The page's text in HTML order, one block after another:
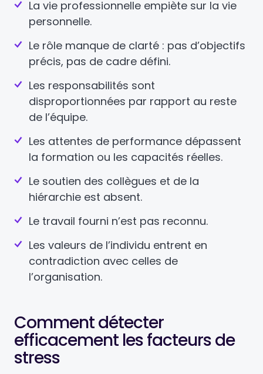
La vie professionnelle empiète sur la vie
personnelle.
Le rôle manque de clarté : pas d’objectifs
précis, pas de cadre défini.
Les responsabilités sont
disproportionnées par rapport au reste
de l’équipe.
Les attentes de performance dépassent
la formation ou les capacités réelles.
Le soutien des collègues et de la
hiérarchie est absent.
Le travail fourni n’est pas reconnu.
Les valeurs de l’individu entrent en
contradiction avec celles de
l’organisation.
Comment détecter
efficacement les facteurs de
stress